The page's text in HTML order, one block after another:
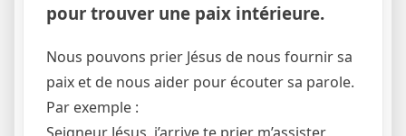
pour trouver une paix intérieure.
Nous pouvons prier Jésus de nous fournir sa
paix et de nous aider pour écouter sa parole.
Par exemple :